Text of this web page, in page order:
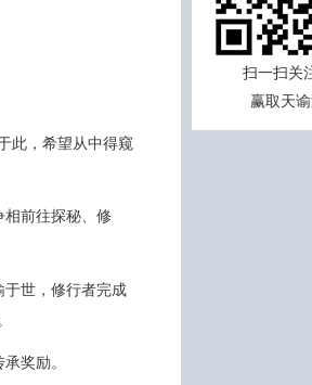
此，希望从中得窥
相前往探秘、修
于世，修行者完成
奖励。
扫一扫关
赢取天